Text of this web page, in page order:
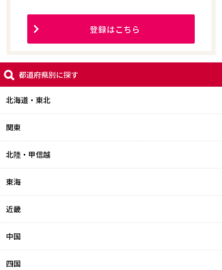
登録はこちら
都道府県別に探す
北海道・東北
関東
北陸・甲信越
東海
近畿
中国
四国